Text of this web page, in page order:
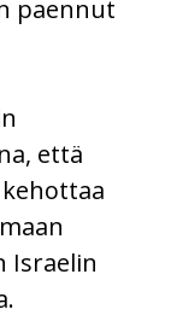
paennut
että
Israelin